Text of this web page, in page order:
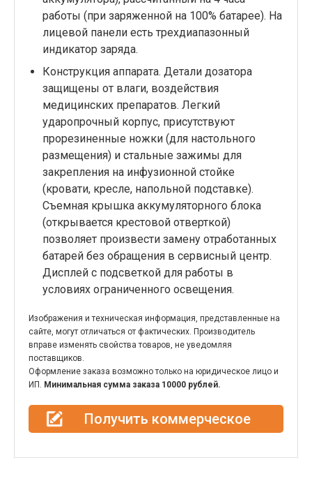
работы (при заряженной на 100% батарее). На
лицевой панели есть трехдиапазонный
индикатор заряда.
Конструкция аппарата. Детали дозатора
защищены от влаги, воздействия
медицинских препаратов. Легкий
ударопрочный корпус, присутствуют
прорезиненные ножки (для настольного
размещения) и стальные зажимы для
закрепления на инфузионной стойке
(кровати, кресле, напольной подставке).
Съемная крышка аккумуляторного блока
(открывается крестовой отверткой)
позволяет произвести замену отработанных
батарей без обращения в сервисный центр.
Дисплей с подсветкой для работы в
условиях ограниченного освещения.
Изображения и техническая информация, представленные на
сайте, могут отличаться от фактических. Производитель
вправе изменять свойства товаров, не уведомляя
поставщиков.
Оформление заказа возможно только на юридическое лицо и
ИП. Минимальная сумма заказа 10000 рублей.
Получить коммерческое